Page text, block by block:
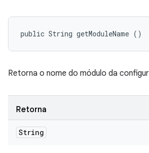
public String getModuleName ()
Retorna o nome do módulo da
Retorna
String